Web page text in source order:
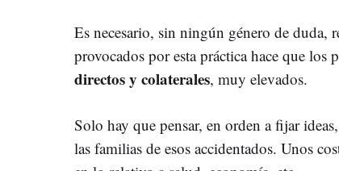
Es necesario, sin ningún género de duda,
provocados por esta práctica hace que los
directos y colaterales, muy elevados.
Solo hay que pensar, en orden a fijar
las familias de esos accidentados. Unos